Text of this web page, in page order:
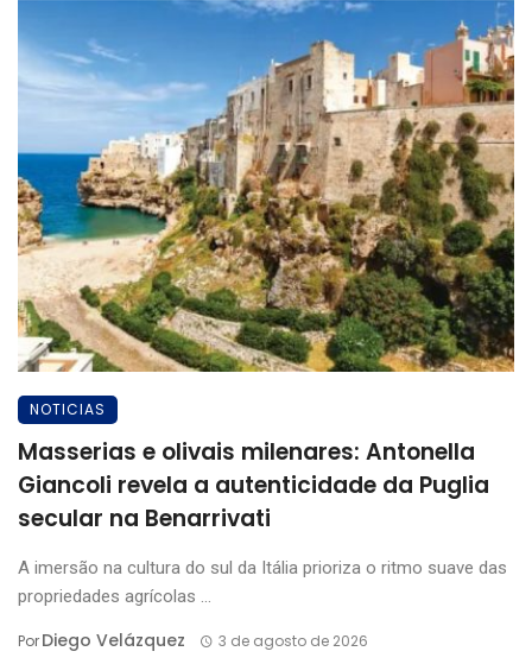
NOTICIAS
Masserias e olivais milenares: Antonella
Giancoli revela a autenticidade da Puglia
secular na Benarrivati
A imersão na cultura do sul da Itália prioriza o ritmo suave das
propriedades agrícolas ...
PorDiego Velázquez 3 de agosto de 2026